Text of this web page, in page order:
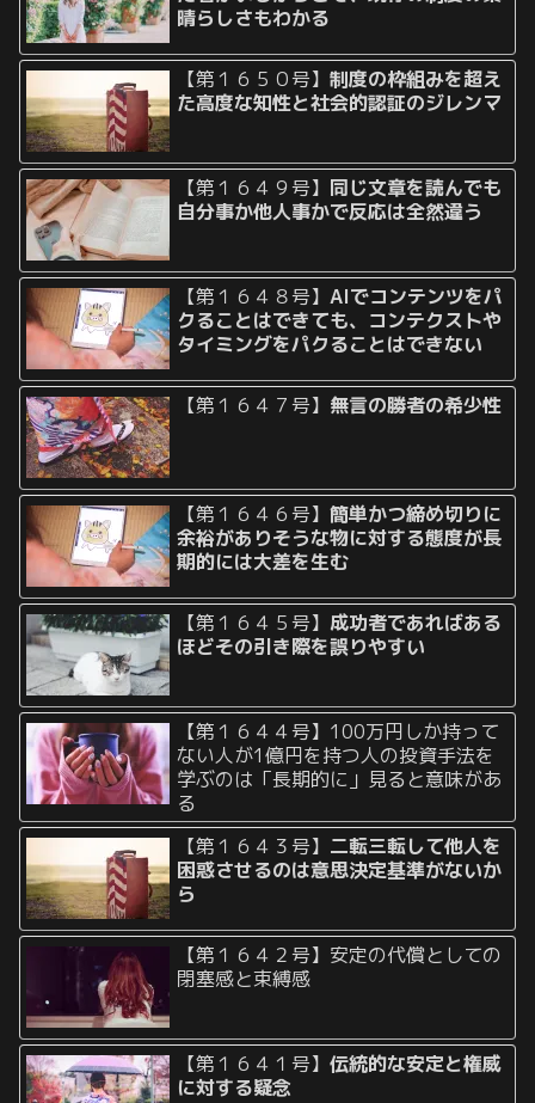
晴らしさもわかる
【第１６５０号】制度の枠組みを超え
た高度な知性と社会的認証のジレンマ
【第１６４９号】 同じ文章を読んでも
自分事か他人事かで反応は全然違う
【第１６４８号】AIでコンテンツをパ
クることはできても、コンテクストや
タイミングをパクることはできない
【第１６４７号】 無言の勝者の希少性
【第１６４６号】簡単かつ締め切りに
余裕がありそうな物に対する態度が長
期的には大差を生む
【第１６４５号】成功者であればある
ほどその引き際を誤りやすい
【第１６４４号】100万円しか持って
ない人が1億円を持つ人の投資手法を
学ぶのは「長期的に」見ると意味があ
る
【第１６４３号】 二転三転して他人を
困惑させるのは意思決定基準がないか
ら
【第１６４２号】安定の代償としての
閉塞感と束縛感
【第１６４１号】伝統的な安定と権威
に対する疑念